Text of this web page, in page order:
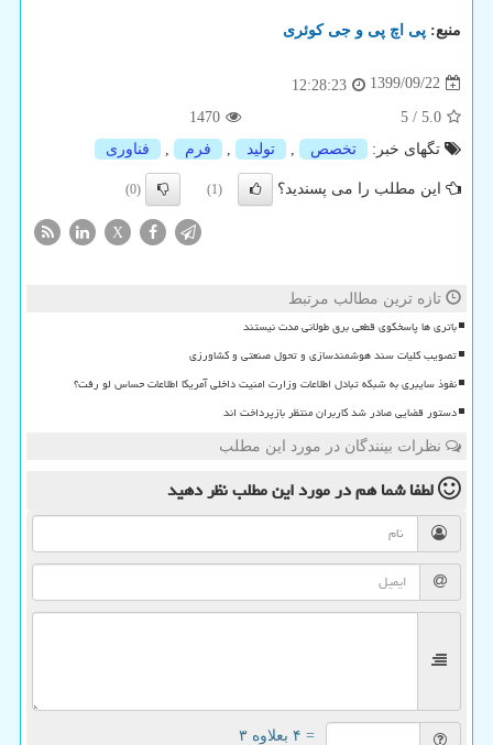
منبع: پی اچ پی و جی كوئری
1399/09/22
12:28:23
5.0
/
5
1470
تگهای خبر:
تخصص تولید فرم فناوری
این مطلب را می پسندید؟ (1)
(0)
X
تازه ترین مطالب مرتبط
باتری ها پاسخگوی قطعی برق طولانی مدت نیستند
تصویب کلیات سند هوشمندسازی و تحول صنعتی و کشاورزی
نفوذ سایبری به شبکه تبادل اطلاعات وزارت امنیت داخلی آمریکا اطلاعات حساس لو رفت؟
دستور قضایی صادر شد کاربران منتظر بازپرداخت اند
نظرات بینندگان در مورد این مطلب
لطفا شما همدر مورد این مطلبنظر دهید
= ۴ بعلاوه ۳